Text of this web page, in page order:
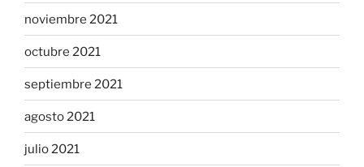
noviembre 2021
octubre 2021
septiembre 2021
agosto 2021
julio 2021